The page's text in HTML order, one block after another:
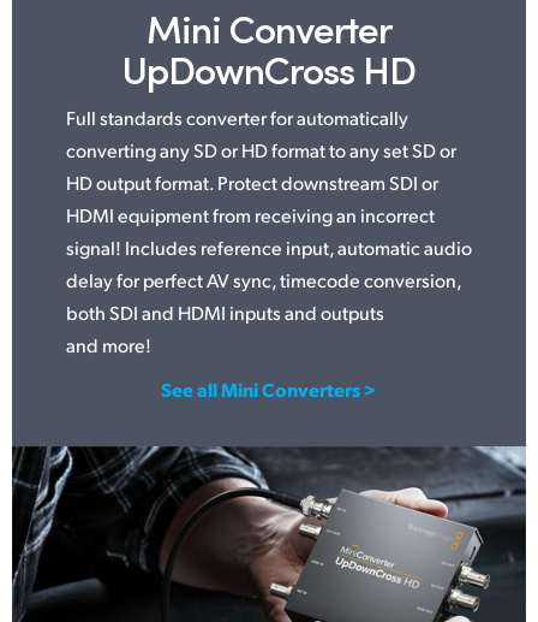
Mini Converter
UpDownCross HD
Full standards converter for automatically
converting any SD or HD format to any set SD or
HD output format. Protect downstream SDI or
HDMI equipment from receiving an incorrect
signal! Includes reference input, automatic audio
delay for perfect AV sync, timecode conversion,
both SDI and HDMI inputs and outputs
and more!
See all Mini Converters >